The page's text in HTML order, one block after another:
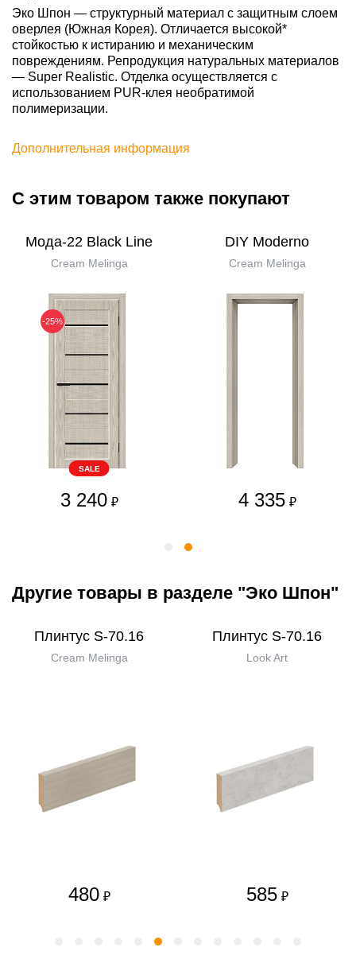
Эко Шпон — структурный материал с защитным слоем
оверлея (Южная Корея). Отличается высокой*
стойкостью к истиранию и механическим
повреждениям. Репродукция натуральных материалов
— Super Realistic. Отделка осуществляется с
использованием PUR-клея необратимой
полимеризации.
Дополнительная информация
С этим товаром также покупают
Мода-22 Black Line
Cream Melinga
-25%
SALE
3 240 ₽
DIY Moderno
Cream Melinga
4 335 ₽
Другие товары в разделе "Эко Шпон"
Плинтус S-70.16
Cream Melinga
480 ₽
Плинтус S-70.16
Look Art
585 ₽